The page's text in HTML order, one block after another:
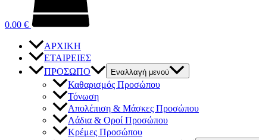
0.00 €
ΑΡΧΙΚΗ
ΕΤΑΙΡΕΙΕΣ
ΠΡΟΣΩΠΟ
Εναλλαγή μενού
Καθαρισμός Προσώπου
Τόνωση
Απολέπιση & Μάσκες Προσώπου
Λάδια & Οροί Προσώπου
Κρέμες Προσώπου